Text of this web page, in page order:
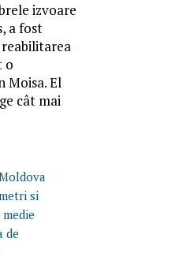
izvoare
a fost
o
Moisa. El
cât mai
si
de